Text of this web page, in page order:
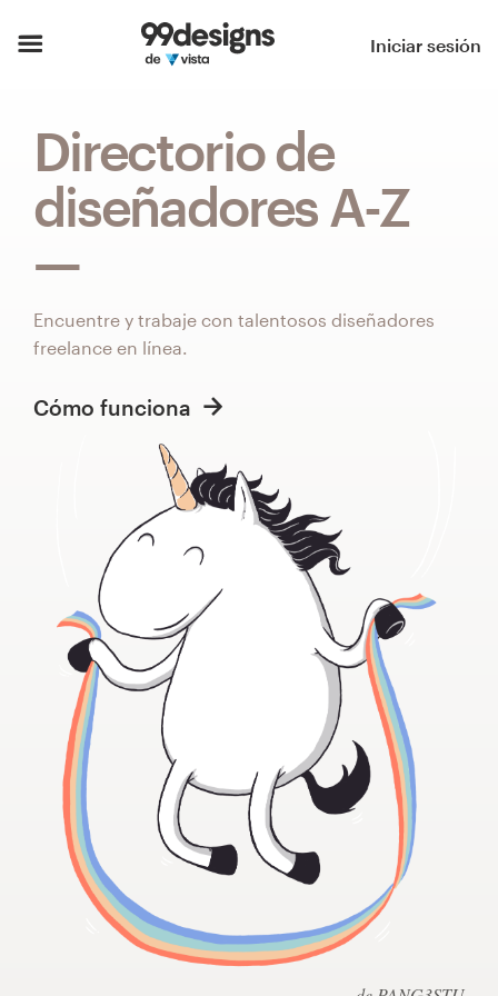
Iniciar sesión
Directorio de
diseñadores A-Z
Encuentre y trabaje con talentosos diseñadores
freelance en línea.
Cómo funciona
Cómo es
Encontrar un diseñador
Inspiración
99designs Pro
Concursos de diseño
Proyectos 1-1
Encontrar un diseñador
Descubra la inspiración
99designs Studio
99designs Pro